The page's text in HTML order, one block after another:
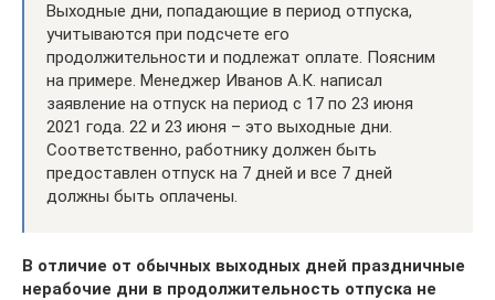
Выходные дни, попадающие в период отпуска,
учитываются при подсчете его
продолжительности и подлежат оплате. Поясним
на примере. Менеджер Иванов А.К. написал
заявление на отпуск на период с 17 по 23 июня
2021 года. 22 и 23 июня – это выходные дни.
Соответственно, работнику должен быть
предоставлен отпуск на 7 дней и все 7 дней
должны быть оплачены.
В отличие от обычных выходных дней праздничные
нерабочие дни в продолжительность отпуска не